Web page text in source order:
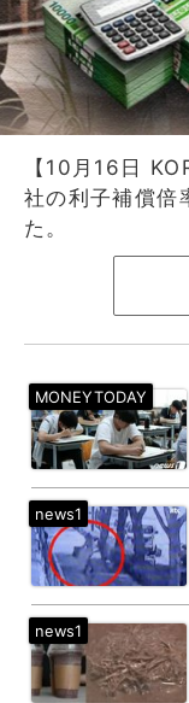
【10月16日
社の利子補償倍
た。